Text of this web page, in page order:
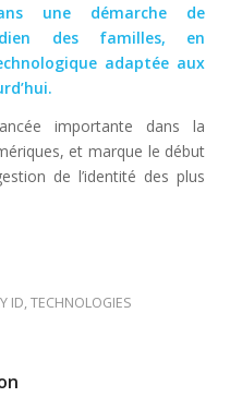
une démarche de
des familles, en
adaptée aux
importante dans la
et marque le début
de l’identité des plus
ID, TECHNOLOGIES